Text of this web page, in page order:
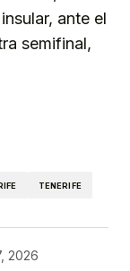
ante el
semifinal,
TENERIFE
2026